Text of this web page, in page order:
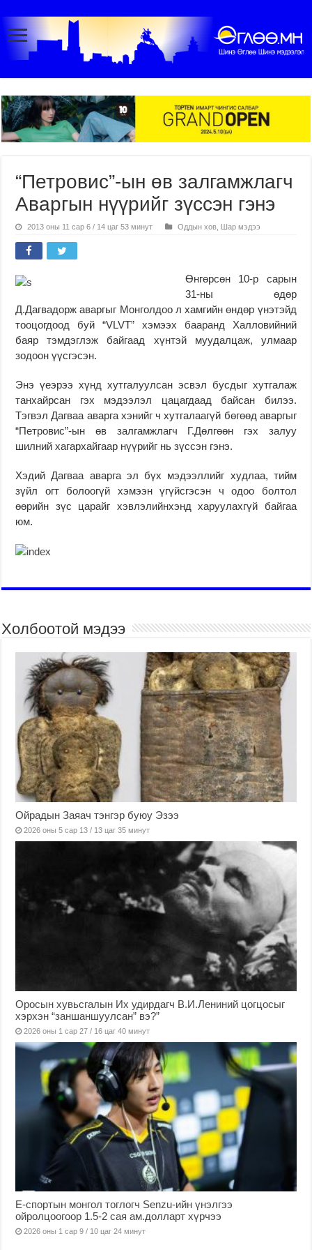
“Петровис”-ын өв залгамжлагч
Аваргын нүүрийг зүссэн гэнэ
2013 оны 11 сар 6 / 14 цаг 53 минут Оддын хов Шар мэдээ
Өнгөрсөн 10-р сарын
31-ны өдөр
Д.Дагвадорж аваргыг Монголдоо л хамгийн өндөр үнэтэйд
тооцогдоод буй “VLVT” хэмээх бааранд Халловийний
баяр тэмдэглэж байгаад хүнтэй муудалцаж, улмаар
зодоон үүсгэсэн.
Энэ үеэрээ хүнд хутгалуулсан эсвэл бусдыг хутгалаж
танхайрсан гэх мэдээлэл цацагдаад байсан билээ.
Тэгвэл Дагваа аварга хэнийг ч хутгалаагүй бөгөөд аваргыг
“Петровис”-ын өв залгамжлагч Г.Дөлгөөн гэх залуу
шилний хагархайгаар нүүрийг нь зүссэн гэнэ.
Хэдий Дагваа аварга эл бүх мэдээллийг худлаа, тийм
зүйл огт болоогүй хэмээн үгүйсгэсэн ч одоо болтол
өөрийн зүс царайг хэвлэлийнхэнд харуулахгүй байгаа
юм.
Холбоотой мэдээ
Ойрадын Заяач тэнгэр буюу Эзээ
2026 оны 5 сар 13 / 13 цаг 35 минут
Оросын хувьсгалын Их удирдагч В.И.Лениний цогцосыг
хэрхэн “заншаншуулсан” вэ?”
2026 оны 1 сар 27 / 16 цаг 40 минут
Е-спортын монгол тоглогч Senzu-ийн үнэлгээ
ойролцоогоор 1.5-2 сая ам.долларт хүрчээ
2026 оны 1 сар 9 / 10 цаг 24 минут